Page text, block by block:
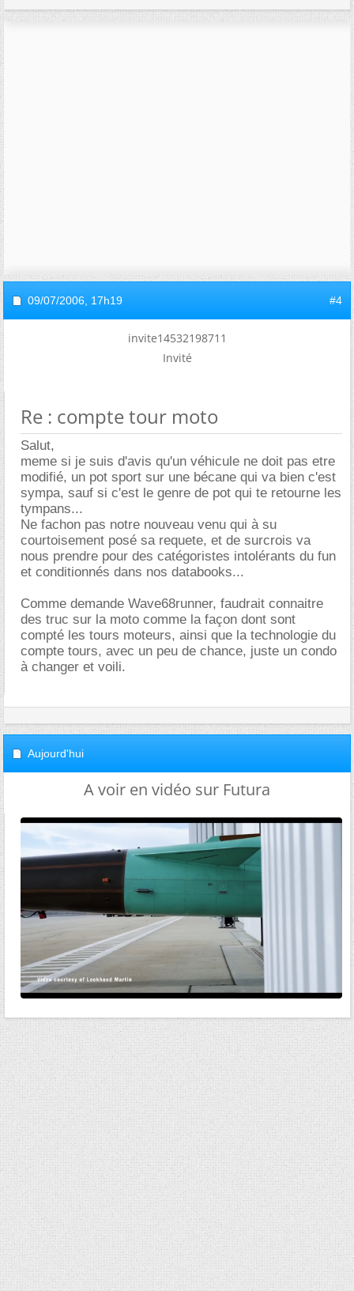
09/07/2006, 17h19 #4
invite14532198711
Invité
Re : compte tour moto
Salut,
meme si je suis d'avis qu'un véhicule ne doit pas etre
modifié, un pot sport sur une bécane qui va bien c'est
sympa, sauf si c'est le genre de pot qui te retourne les
tympans...
Ne fachon pas notre nouveau venu qui à su
courtoisement posé sa requete, et de surcrois va
nous prendre pour des catégoristes intolérants du fun
et conditionnés dans nos databooks...
Comme demande Wave68runner, faudrait connaitre
des truc sur la moto comme la façon dont sont
compté les tours moteurs, ainsi que la technologie du
compte tours, avec un peu de chance, juste un condo
à changer et voili.
Aujourd'hui
A voir en vidéo sur Futura